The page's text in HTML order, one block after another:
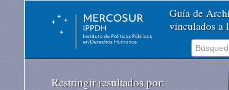
Guía de
vinculados a
Restringir resultados por: